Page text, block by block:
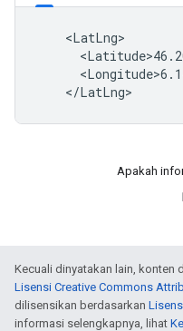
</LatLng>
Apakah
Kecuali dinyatakan lain, konten
Lisensi Creative Commons
dilisensikan berdasarkan
informasi selengkapnya, lihat